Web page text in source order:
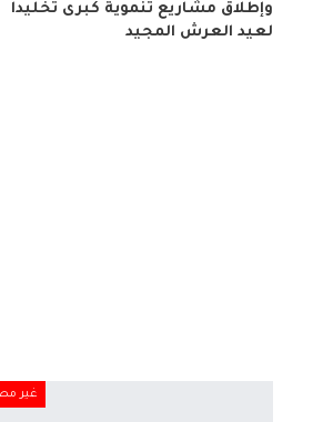
وإطلاق مشاريع تنموية كبرى تخليداً
لعيد العرش المجيد
غير